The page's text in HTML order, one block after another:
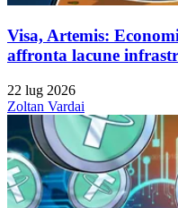
Visa, Artemis:
affronta lacune
22 lug 2026
Zoltan Vardai